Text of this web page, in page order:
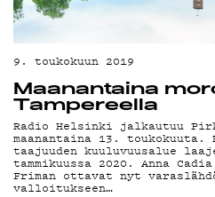
G LIVELAB
YSTÄVÄKLUBI
TIETOSUOJA
9. toukokuun 2019
Maanantaina
Tampereella
Radio Helsinki jalkautuu
maanantaina 13. toukokuuta.
taajuuden kuuluvuusalue
tammikuussa 2020. Anna
Friman ottavat nyt
valloitukseen…